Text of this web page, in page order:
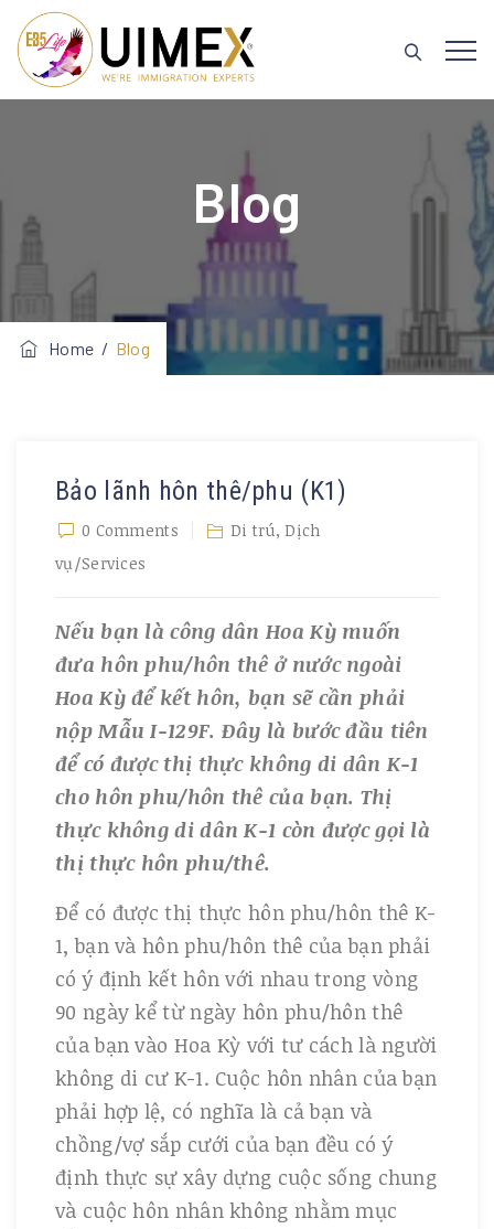
Blog
Home / Blog
Bảo lãnh hôn thê/phu (K1)
0 Comments Di trú, Dịch
vụ/Services
Nếu bạn là công dân Hoa Kỳ muốn
đưa hôn phu/hôn thê ở nước ngoài
Hoa Kỳ để kết hôn, bạn sẽ cần phải
nộp Mẫu I-129F. Đây là bước đầu tiên
để có được thị thực không di dân K-1
cho hôn phu/hôn thê của bạn. Thị
thực không di dân K-1 còn được gọi là
thị thực hôn phu/thê.
Để có được thị thực hôn phu/hôn thê K-
1, bạn và hôn phu/hôn thê của bạn phải
có ý định kết hôn với nhau trong vòng
90 ngày kể từ ngày hôn phu/hôn thê
của bạn vào Hoa Kỳ với tư cách là người
không di cư K-1. Cuộc hôn nhân của bạn
phải hợp lệ, có nghĩa là cả bạn và
chồng/vợ sắp cưới của bạn đều có ý
định thực sự xây dựng cuộc sống chung
và cuộc hôn nhân không nhằm mục